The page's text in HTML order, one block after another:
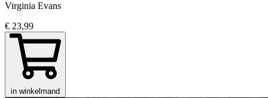
Virginia Evans
€ 23,99
in winkelmand